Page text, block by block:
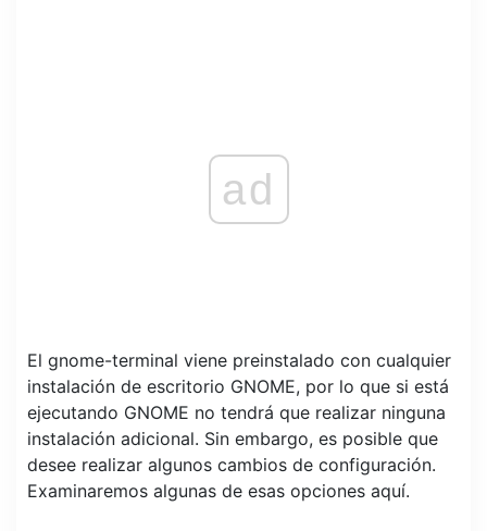
ad
El gnome-terminal viene preinstalado con cualquier
instalación de escritorio GNOME, por lo que si está
ejecutando GNOME no tendrá que realizar ninguna
instalación adicional. Sin embargo, es posible que
desee realizar algunos cambios de configuración.
Examinaremos algunas de esas opciones aquí.